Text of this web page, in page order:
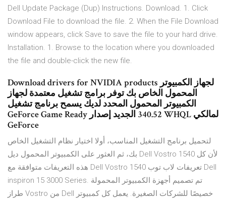
Dell Update Package (Dup) Instructions. Download. 1. Click
Download File to download the file. 2. When the File Download
window appears, click Save to save the file to your hard drive.
Installation. 1. Browse to the location where you downloaded
the file and double-click the new file.
Download drivers for NVIDIA products لجهاز الكمبيوتر
المحمول الخاص بك توفر برامج تشغيل معتمدة لجهاز
الكمبيوتر المحمول المحدد لديك يسمح برنامج تشغيل
GeForce Game Ready الجديد إصدار ‎340.52 WHQL لمالكي
GeForce
لتحميل برنامج التشغيل المناسب، أولا اختيار نظام التشغيل الخاص
بك، ثم العثور على الكمبيوتر المحمول ديل Dell Vostro 1540 لأن كل
هذه التعريفات متوافقة مع Dell Vostro 1540 تعريفات لاب توب Dell
inspiron 15 3000 Series. تم تصميم أجهزة الكمبيوتر المحمولة
طراز Vostro من Dell خصيصًا للشركات الصغيرة. يعمل كل كمبيوتر